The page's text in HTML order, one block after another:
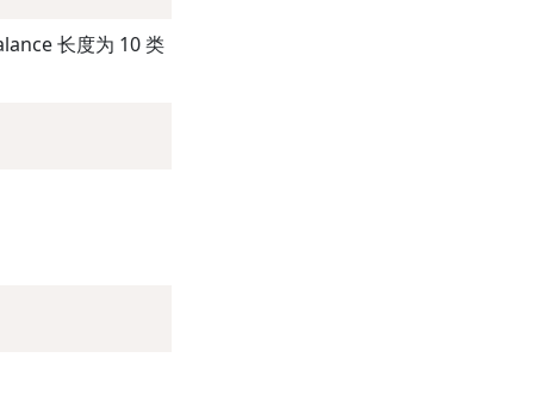
长度为 10 类